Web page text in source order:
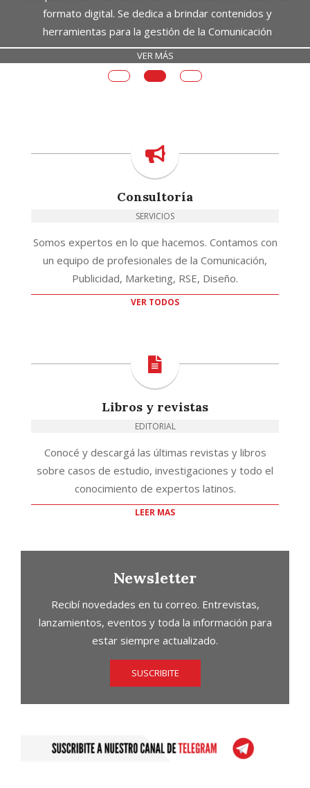
formato digital. Se dedica a brindar contenidos y
herramientas para la gestión de la Comunicación
VER MÁS
Consultoría
SERVICIOS
Somos expertos en lo que hacemos. Contamos con
un equipo de profesionales de la Comunicación,
Publicidad, Marketing, RSE, Diseño.
VER TODOS
Libros y revistas
EDITORIAL
Conocé y descargá las últimas revistas y libros
sobre casos de estudio, investigaciones y todo el
conocimiento de expertos latinos.
LEER MAS
Newsletter
Recibí novedades en tu correo. Entrevistas,
lanzamientos, eventos y toda la información para
estar siempre actualizado.
SUSCRIBITE